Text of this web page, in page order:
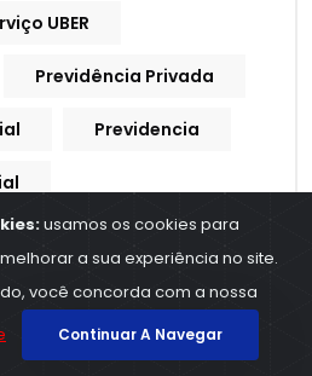
UBER
Previdência Privada
Previdencia
Produtores Rurais
usamos os cookies para
a sua experiência no site.
você concorda com a nossa
Continuar A Navegar